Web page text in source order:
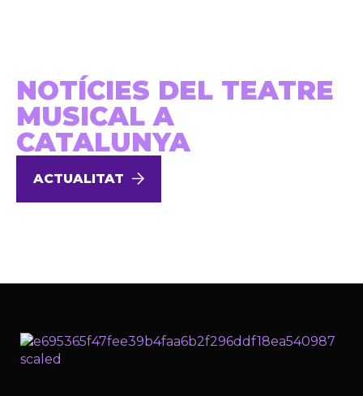
NOTÍCIES DEL TEATRE
MUSICAL A
CATALUNYA
ACTUALITAT